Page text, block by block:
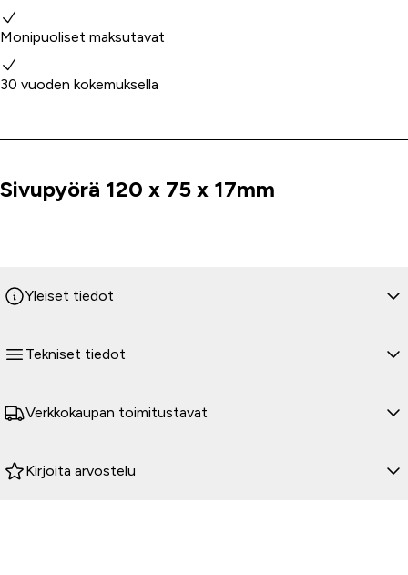
Monipuoliset maksutavat
30 vuoden kokemuksella
Tuoteinfo
Sivupyörä 120 x 75 x 17mm
Yleiset tiedot
Tekniset tiedot
Verkkokaupan toimitustavat
Kirjoita arvostelu